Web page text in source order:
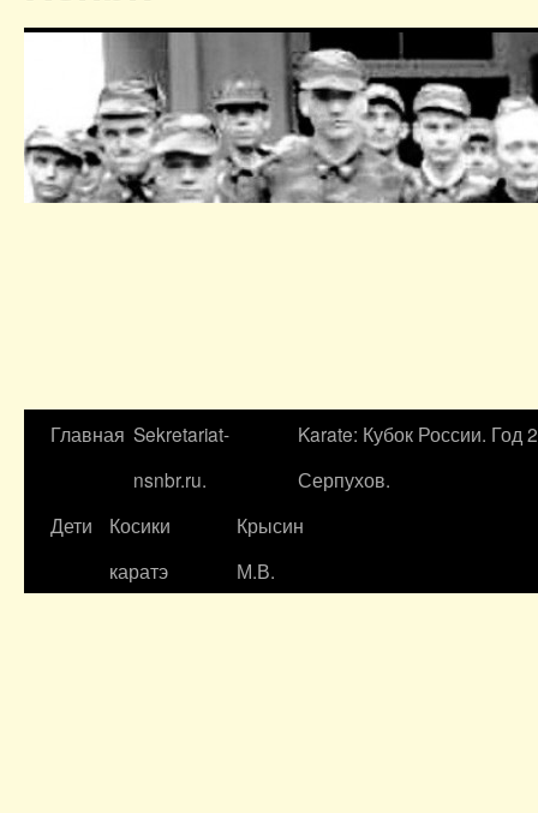
Главная Sekretariat-
nsnbr.ru.
Karate: Кубок России. Год
Серпухов.
Дети
Косики
каратэ
Крысин
М.В.